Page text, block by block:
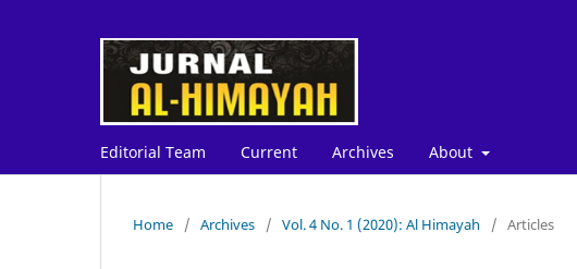
Editorial Team Current Archives About
Home / Archives / Vol. 4 No. 1 (2020): Al Himayah / Articles